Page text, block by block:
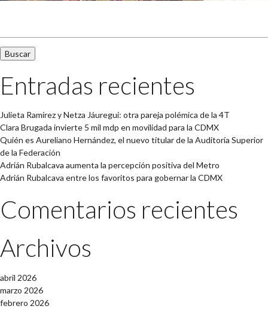
Entradas recientes
Julieta Ramírez y Netza Jáuregui: otra pareja polémica de la 4T
Clara Brugada invierte 5 mil mdp en movilidad para la CDMX
Quién es Aureliano Hernández, el nuevo titular de la Auditoría Superior
de la Federación
Adrián Rubalcava aumenta la percepción positiva del Metro
Adrián Rubalcava entre los favoritos para gobernar la CDMX
Comentarios recientes
Archivos
abril 2026
marzo 2026
febrero 2026